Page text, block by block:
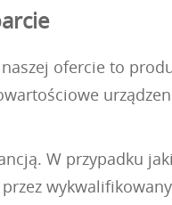
naszej ofercie to
W przypadku